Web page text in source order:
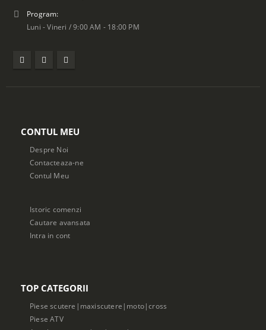
Program:
Luni - Vineri / 9:00 AM - 18:00 PM
CONTUL MEU
Despre Noi
Contacteaza-ne
Contul Meu
Istoric comenzi
Cautare avansata
Intra in cont
TOP CATEGORII
Piese scutere|maxiscutere|moto|cross
Piese ATV